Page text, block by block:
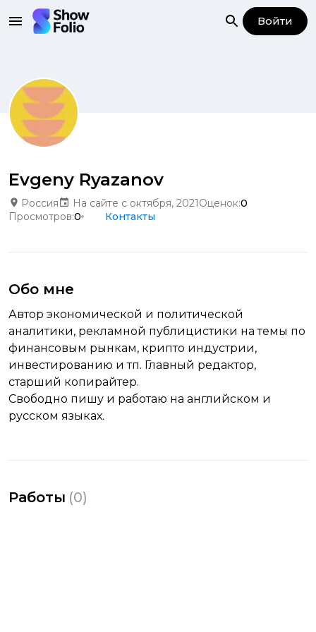
Войти
Evgeny Ryazanov
Россия На сайте с октября, 2021Оценок:0
Просмотров:0 Контакты
Обо мне
Автор экономической и политической
аналитики, рекламной публицистики на темы по
финансовым рынкам, крипто индустрии,
инвестированию и тп. Главный редактор,
старший копирайтер.
Свободно пишу и работаю на английском и
русском языках.
Работы (0)